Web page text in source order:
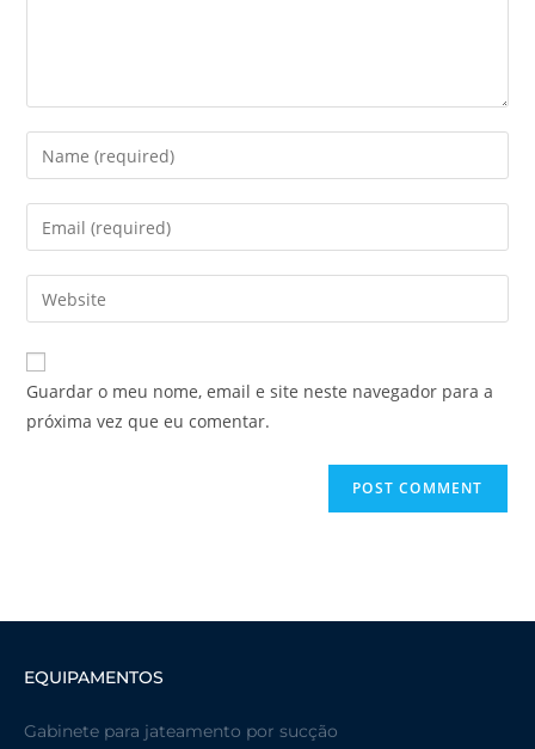
Guardar o meu nome, email e site neste navegador para a
próxima vez que eu comentar.
EQUIPAMENTOS
Gabinete para jateamento por sucção